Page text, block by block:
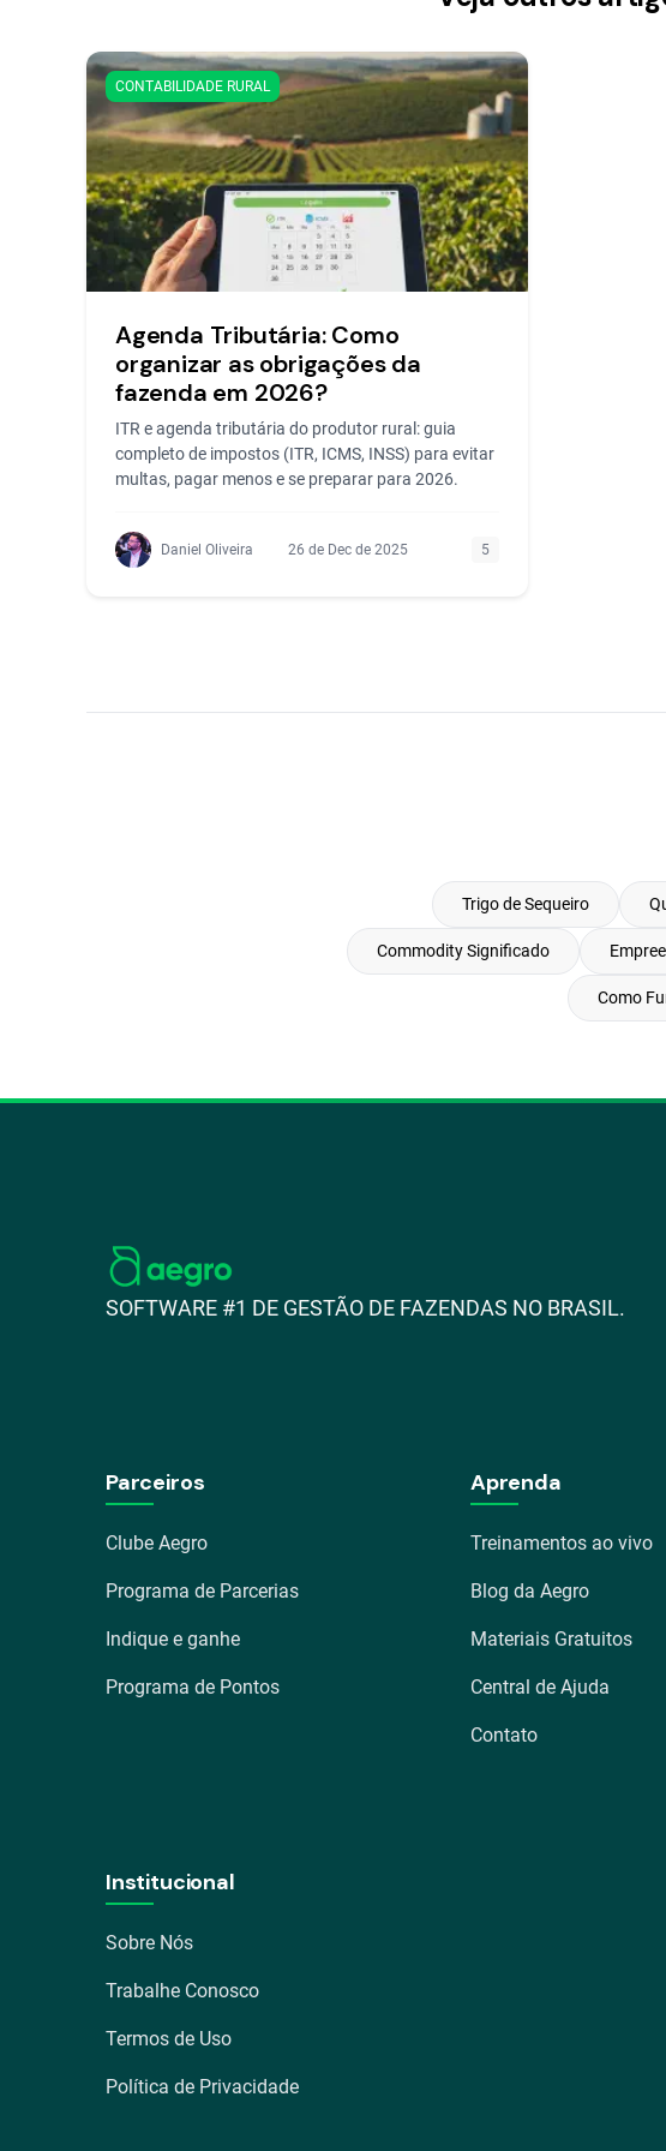
CONTABILIDADE RURAL
Agenda Tributária: Como
organizar as obrigações da
fazenda em 2026?
ITR e agenda tributária do produtor rural: guia
completo de impostos (ITR, ICMS, INSS) para evitar
multas, pagar menos e se preparar para 2026.
Daniel Oliveira 26 de Dec de 2025 5
Trigo de Sequeiro
Commodity Significado
Como
SOFTWARE #1 DE GESTÃO DE FAZENDAS NO BRASIL.
Parceiros
Clube Aegro
Programa de Parcerias
Indique e ganhe
Programa de Pontos
Aprenda
Treinamentos ao vivo
Blog da Aegro
Materiais Gratuitos
Central de Ajuda
Contato
Institucional
Sobre Nós
Trabalhe Conosco
Termos de Uso
Política de Privacidade